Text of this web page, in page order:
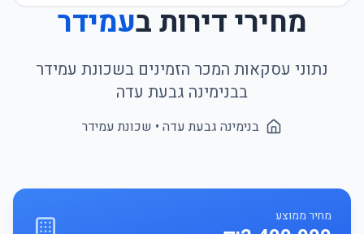
מחירי דירות בעמידר
נתוני עסקאות המכר הזמינים בשכונת עמידר
בבנימינה גבעת עדה
בנימינה גבעת עדה • שכונת עמידר
מחיר ממוצע